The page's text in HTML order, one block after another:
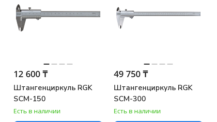
12 600 ₸
Штангенциркуль RGK
SCM-150
Есть в наличии
49 750 ₸
Штангенциркуль RGK
SCM-300
Есть в наличии